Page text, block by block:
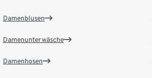
Damenblusen
Damenunterwäsche
Damenhosen